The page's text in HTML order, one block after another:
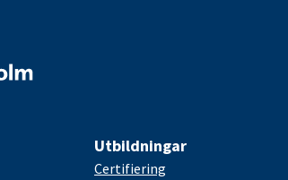
Utbildningar
Certifiering